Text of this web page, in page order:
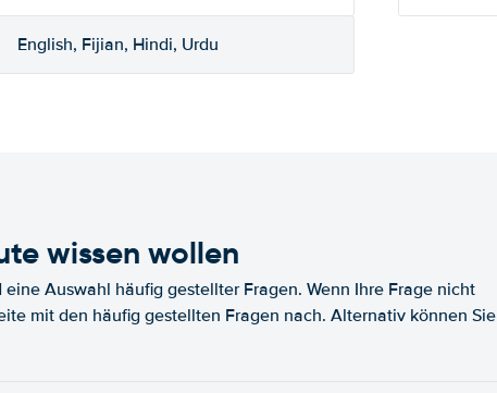
English, Fijian, Hindi, Urdu
wissen wollen
Auswahl häufig gestellter Fragen. Wenn Ihre Frage nicht
mit den häufig gestellten Fragen nach. Alternativ können Sie